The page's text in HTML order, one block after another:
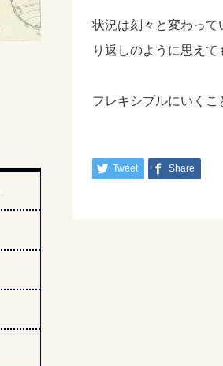
状況は刻々と変わっ
り返しのように思えて
フレキシブルにいくこ
Tweet Share